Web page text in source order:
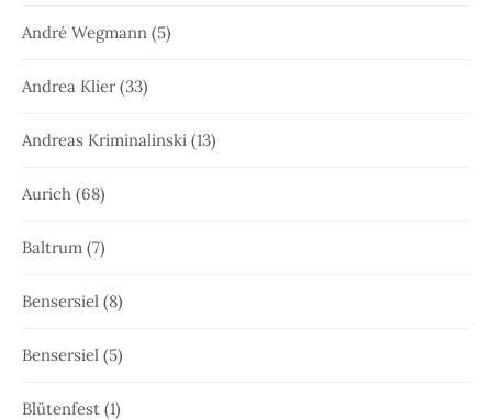
André Wegmann (5)
Andrea Klier(33)
Andreas Kriminalinski (13)
Aurich (68)
Baltrum (7)
Bensersiel (8)
Bensersiel (5)
Blütenfest (1)